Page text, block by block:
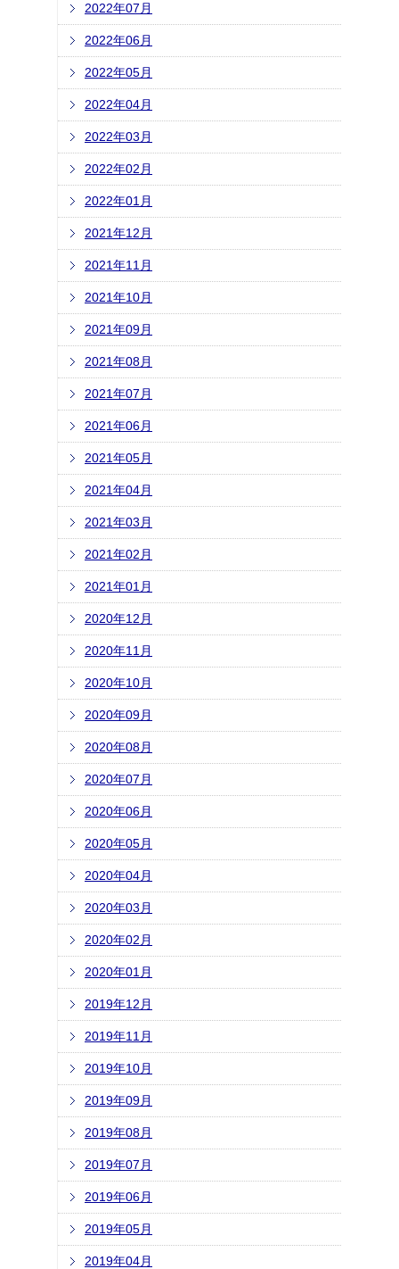
2022年07月
2022年06月
2022年05月
2022年04月
2022年03月
2022年02月
2022年01月
2021年12月
2021年11月
2021年10月
2021年09月
2021年08月
2021年07月
2021年06月
2021年05月
2021年04月
2021年03月
2021年02月
2021年01月
2020年12月
2020年11月
2020年10月
2020年09月
2020年08月
2020年07月
2020年06月
2020年05月
2020年04月
2020年03月
2020年02月
2020年01月
2019年12月
2019年11月
2019年10月
2019年09月
2019年08月
2019年07月
2019年06月
2019年05月
2019年04月